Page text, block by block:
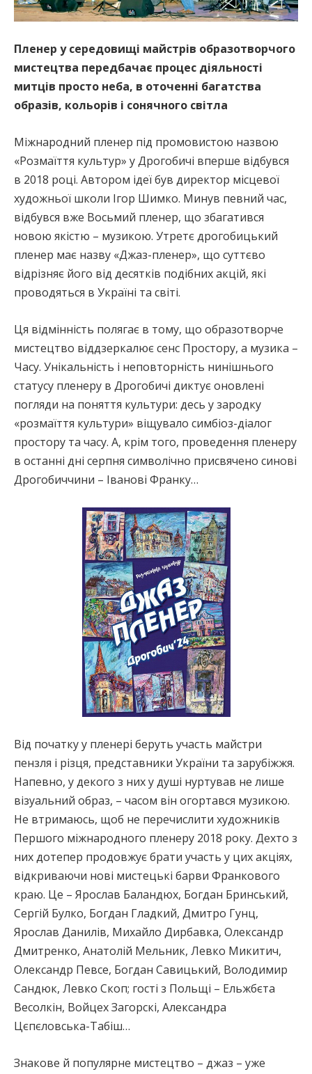
Пленер у середовищі майстрів образотворчого
мистецтва передбачає процес діяльності
митців просто неба, в оточенні багатства
образів, кольорів і сонячного світла
Міжнародний пленер під промовистою назвою
«Розмаїття культур» у Дрогобичі вперше відбувся
в 2018 році. Автором ідеї був директор місцевої
художньої школи Ігор Шимко. Минув певний час,
відбувся вже Восьмий пленер, що збагатився
новою якістю – музикою. Утретє дрогобицький
пленер має назву «Джаз-пленер», що суттєво
відрізняє його від десятків подібних акцій, які
проводяться в Україні та світі.
Ця відмінність полягає в тому, що образотворче
мистецтво віддзеркалює сенс Простору, а музика –
Часу. Унікальність і неповторність нинішнього
статусу пленеру в Дрогобичі диктує оновлені
погляди на поняття культури: десь у зародку
«розмаїття культури» віщувало симбіоз-діалог
простору та часу. А, крім того, проведення пленеру
в останні дні серпня символічно присвячено синові
Дрогобиччини – Іванові Франку…
Від початку у пленері беруть участь майстри
пензля і різця, представники України та зарубіжжя.
Напевно, у декого з них у душі нуртував не лише
візуальний образ, – часом він огортався музикою.
Не втримаюсь, щоб не перечислити художників
Першого міжнародного пленеру 2018 року. Дехто з
них дотепер продовжує брати участь у цих акціях,
відкриваючи нові мистецькі барви Франкового
краю. Це – Ярослав Баландюх, Богдан Бринський,
Сергій Булко, Богдан Гладкий, Дмитро Гунц,
Ярослав Данилів, Михайло Дирбавка, Олександр
Дмитренко, Анатолій Мельник, Левко Микитич,
Олександр Певсе, Богдан Савицький, Володимир
Сандюк, Левко Скоп; гості з Польщі – Ельжбєта
Весолкін, Войцех Загорскі, Александра
Цєпєловська-Табіш…
Знакове й популярне мистецтво – джаз – уже